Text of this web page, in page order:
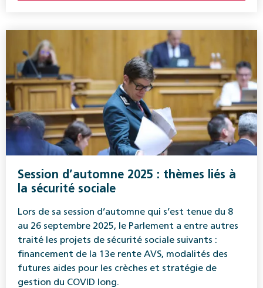
Session d’automne 2025 : thèmes liés à
la sécurité sociale
Lors de sa session d’automne qui s’est tenue du 8
au 26 septembre 2025, le Parlement a entre autres
traité les projets de sécurité sociale suivants :
financement de la 13e rente AVS, modalités des
futures aides pour les crèches et stratégie de
gestion du COVID long.